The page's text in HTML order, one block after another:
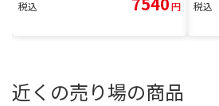
税込 円 税込
近くの売り場の商品